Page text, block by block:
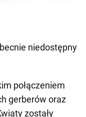
niedostępny
połączeniem
gerberów oraz
zostały